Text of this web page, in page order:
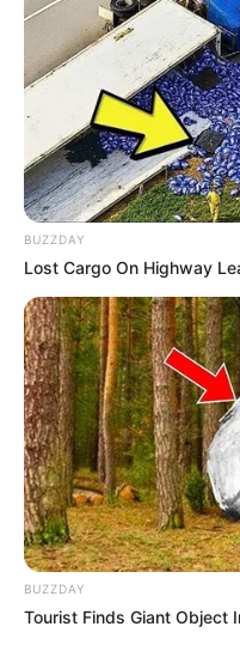
BUZZDAY
Lost Cargo On Highway
BUZZDAY
Tourist Finds Giant Object